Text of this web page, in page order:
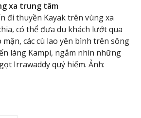
xa trung tâm
đi thuyền Kayak trên vùng xa
có thể đưa du khách lướt qua
các cù lao yên bình trên sông
làng Kampi, ngắm nhìn những
Irrawaddy quý hiếm. Ảnh: